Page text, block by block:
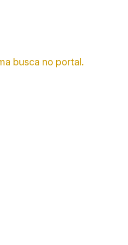
busca no portal.